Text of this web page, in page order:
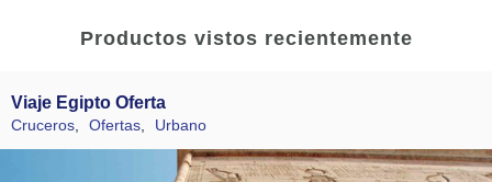
Productos vistos recientemente
Viaje Egipto Oferta
Cruceros Ofertas Urbano